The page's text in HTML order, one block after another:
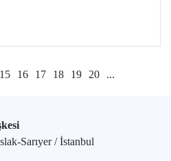
alındığı COP31 Komisyonu
15 16 17 18 19 20 ...
Sarıyer / İstanbul